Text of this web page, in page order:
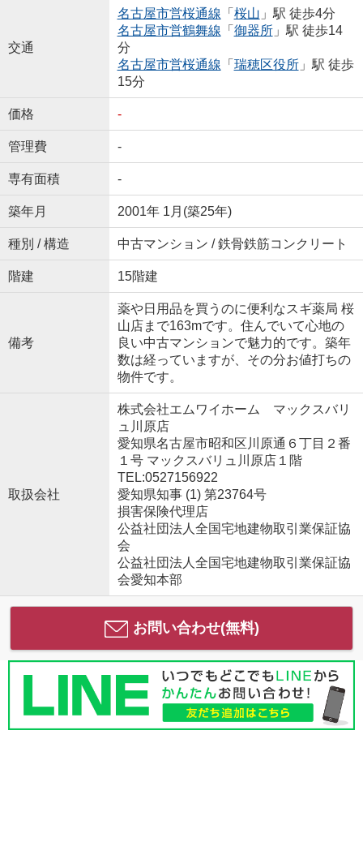
交通
名古屋市営桜通線 「 桜山 」駅 徒歩4分
名古屋市営鶴舞線 「 御器所」駅 徒歩14
分
名古屋市営桜通線 「 瑞穂区役所」駅 徒歩
15分
価格 -
管理費 -
専有面積 -
築年月 2001年 1月(築25年)
種別 / 構造 中古マンション / 鉄骨鉄筋コンクリート
階建 15階建
備考
薬や日用品を買うのに便利なスギ薬局 桜
山店まで163mです。住んでいて心地の
良い中古マンションで魅力的です。築年
数は経っていますが、その分お値打ちの
物件です。
取扱会社
株式会社エムワイホーム マックスバリ
ュ川原店
愛知県名古屋市昭和区川原通６丁目２番
１号 マックスバリュ川原店１階
TEL:0527156922
愛知県知事 (1) 第23764号
損害保険代理店
公益社団法人全国宅地建物取引業保証協
会
公益社団法人全国宅地建物取引業保証協
会愛知本部
お問い合わせ(無料)